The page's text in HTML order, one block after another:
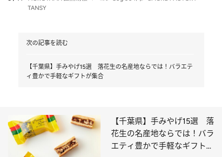
TANSY
次の記事を読む
【千葉県】手みやげ15選 落花生の名産地ならでは！バラエテ
ィ豊かで手軽なギフトが集合
【千葉県】手みやげ15選 落
花生の名産地ならでは！バラ
エティ豊かで手軽なギフトが